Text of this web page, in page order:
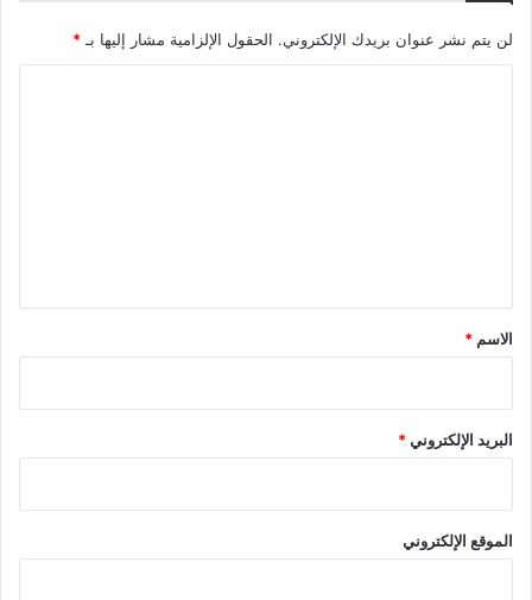
لن يتم نشر عنوان بريدك الإلكتروني. الحقول الإلزامية مشار إليها بـ*
*
الاسم *
البريد الإلكتروني*
الموقع الإلكتروني